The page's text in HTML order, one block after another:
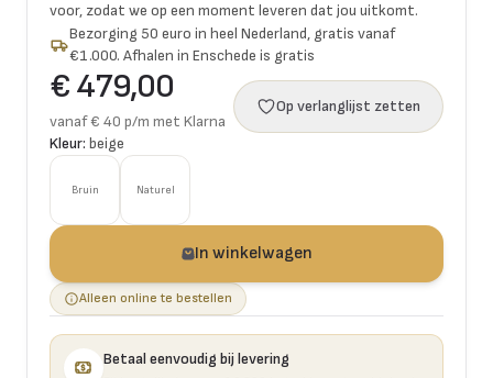
voor, zodat we op een moment leveren dat jou uitkomt.
Bezorging 50 euro in heel Nederland, gratis vanaf
€1.000. Afhalen in Enschede is gratis
€ 479,00
vanaf € 40 p/m met Klarna
Op verlanglijst zetten
Kleur: beige
Bruin Naturel
In winkelwagen
Alleen online te bestellen
Betaal eenvoudig bij levering